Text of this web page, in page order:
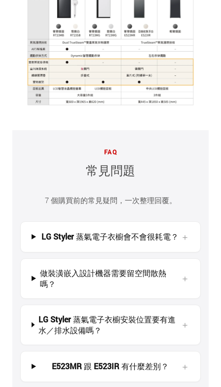
FAQ
常見問題
7 個購買前的常見疑問，一次整理回覆。
LG Styler 蒸氣電子衣櫥會不會很耗電？ ＋
做裝潢嵌入設計機器需要留空間散熱
嗎？
＋
LG Styler 蒸氣電子衣櫥安裝位置要有進
水／排水設備嗎？
＋
E523MR 跟 E523IR 有什麼差別？ ＋